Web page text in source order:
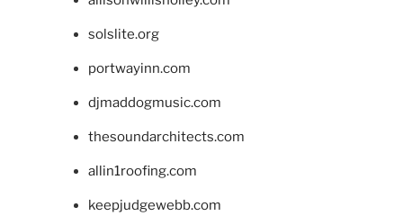
solslite.org
portwayinn.com
djmaddogmusic.com
thesoundarchitects.com
allin1roofing.com
keepjudgewebb.com